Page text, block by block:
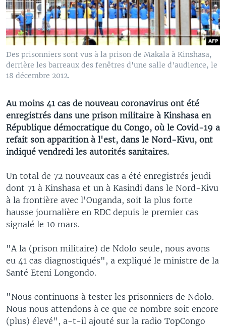
Des prisonniers sont vus à la prison de Makala à Kinshasa,
derrière les barreaux des fenêtres d'une salle d'audience, le
18 décembre 2012.
Au moins 41 cas de nouveau coronavirus ont été
enregistrés dans une prison militaire à Kinshasa en
République démocratique du Congo, où le Covid-19 a
refait son apparition à l'est, dans le Nord-Kivu, ont
indiqué vendredi les autorités sanitaires.
Un total de 72 nouveaux cas a été enregistrés jeudi
dont 71 à Kinshasa et un à Kasindi dans le Nord-Kivu
à la frontière avec l'Ouganda, soit la plus forte
hausse journalière en RDC depuis le premier cas
signalé le 10 mars.
"A la (prison militaire) de Ndolo seule, nous avons
eu 41 cas diagnostiqués", a expliqué le ministre de la
Santé Eteni Longondo.
"Nous continuons à tester les prisonniers de Ndolo.
Nous nous attendons à ce que ce nombre soit encore
(plus) élevé", a-t-il ajouté sur la radio TopCongo